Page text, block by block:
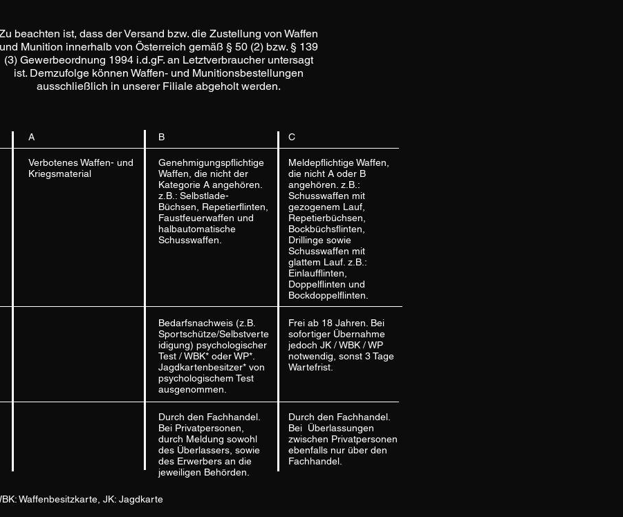
beachten ist, dass der Versand bzw. die Zustellung von Waffen
und Munition innerhalb von Österreich gemäß § 50 (2) bzw. § 139
(3) Gewerbeordnung 1994 i.d.gF. an Letztverbraucher untersagt
ist. Demzufolge können Waffen- und Munitionsbestellungen
ausschließlich in unserer Filiale abgeholt werden.
A B C
Verbotenes Waffen- und
Kriegsmaterial
Genehmigungspflichtige
Waffen, die nicht der
Kategorie A angehören.
z.B.: Selbstlade-
Büchsen, Repetierflinten,
Faustfeuerwaffen und
halbautomatische
Schusswaffen.
Meldepflichtige Waffen,
die nicht A oder B
angehören. z.B.:
Schusswaffen mit
gezogenem Lauf,
Repetierbüchsen,
Bockbüchsflinten,
Drillinge sowie
Schusswaffen mit
glattem Lauf. z.B.:
Einlaufflinten,
Doppelflinten und
Bockdoppelflinten.
Bedarfsnachweis (z.B.
Sportschütze/Selbstverte
idigung) psychologischer
Test / WBK* oder WP*.
Jagdkartenbesitzer* von
psychologischem Test
ausgenommen.
Frei ab 18 Jahren. Bei
sofortiger Übernahme
jedoch JK / WBK / WP
notwendig, sonst 3 Tage
Wartefrist.
Durch den Fachhandel.
Bei Privatpersonen,
durch Meldung sowohl
des Überlassers, sowie
des Erwerbers an die
jeweiligen Behörden.
Durch den Fachhandel.
Bei Überlassungen
zwischen Privatpersonen
ebenfalls nur über den
Fachhandel.
Waffenbesitzkarte, JK: Jagdkarte